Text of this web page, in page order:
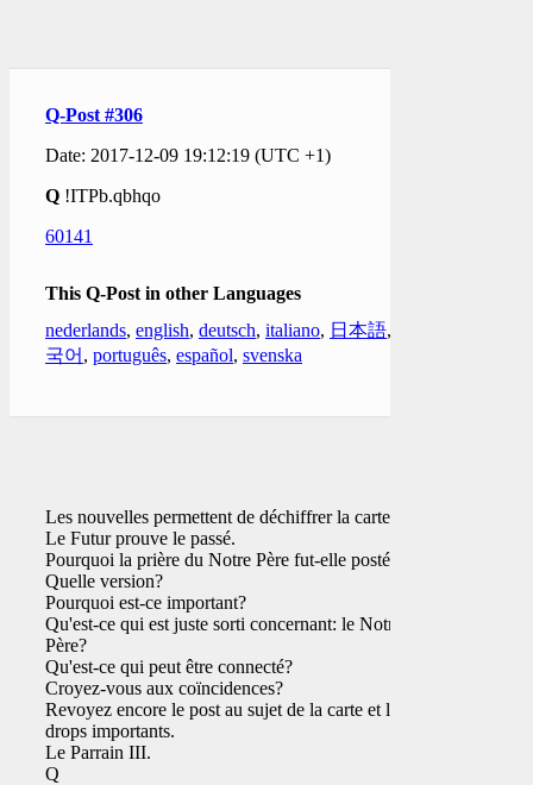
Q-Post #306
Date: 2017-12-09 19:12:19 (UTC +1)
Q !ITPb.qbhqo
60141
This Q-Post in other Languages
nederlands, english, deutsch, italiano, 日本語,
국어 , português, español, svenska
Les nouvelles permettent de déchiffrer la carte.
Le Futur prouve le passé.
Pourquoi la prière du Notre Père fut-elle postée?
Quelle version?
Pourquoi est-ce important?
Qu'est-ce qui est juste sorti concernant: le Notre-
Père?
Qu'est-ce qui peut être connecté?
Croyez-vous aux coïncidences?
Revoyez encore le post au sujet de la carte et les
drops importants.
Le Parrain III.
Q